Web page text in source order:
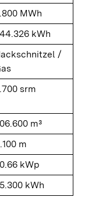
MWh
kWh
/
srm
m³
m
kWp
kWh